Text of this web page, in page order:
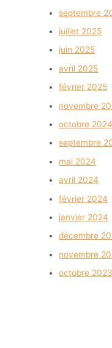
septembre
juillet 2025
juin 2025
avril 2025
février 2025
novembre
octobre 2024
septembre
mai 2024
avril 2024
février 2024
janvier 2024
décembre
novembre
octobre 2023